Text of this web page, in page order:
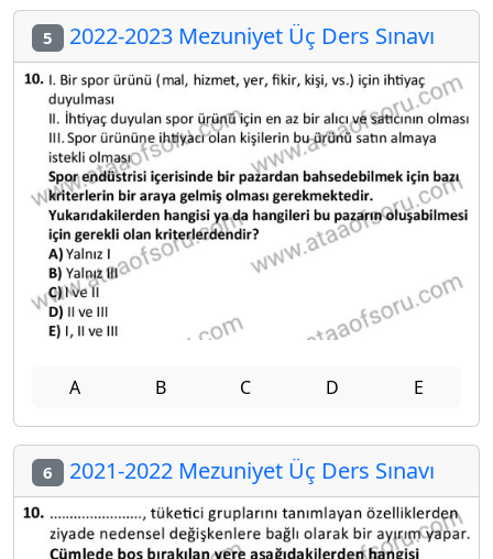
5 2022-2023 Mezuniyet Üç Ders Sınavı
A B C D E
6 2021-2022 Mezuniyet Üç Ders Sınavı